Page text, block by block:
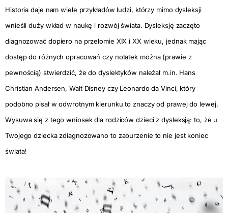
Historia daje nam wiele przykładów ludzi, którzy mimo dysleksji
wnieśli duży wkład w naukę i rozwój świata. Dysleksję zaczęto
diagnozować dopiero na przełomie XIX i XX wieku, jednak mając
dostęp do różnych opracowań czy notatek można (prawie z
pewnością) stwierdzić, że do dyslektyków należał m.in. Hans
Christian Andersen, Walt Disney czy Leonardo da Vinci, który
podobno pisał w odwrotnym kierunku to znaczy od prawej do lewej.
Wysuwa się z tego wniosek dla rodziców dzieci z dysleksją: to, że u
Twojego dziecka zdiagnozowano to zaburzenie to nie jest koniec
świata!